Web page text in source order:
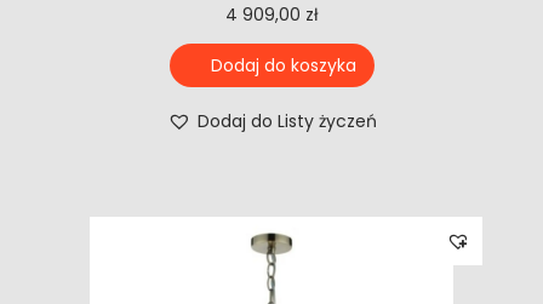
4 909,00 zł
Dodaj do koszyka
Dodaj do Listy życzeń